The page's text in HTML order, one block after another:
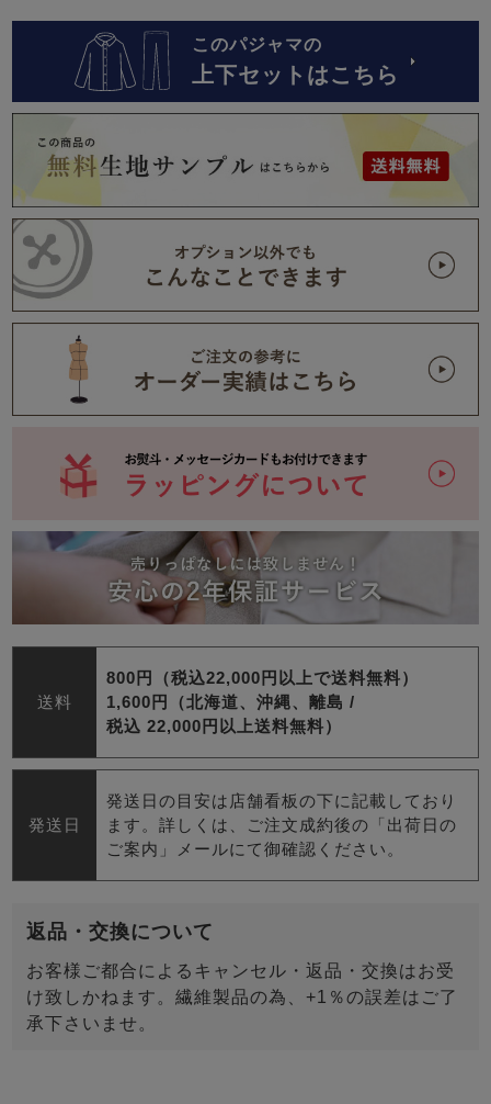
このパジャマの
上下セットはこちら
送料
800円（税込22,000円以上で送料無料）
1,600円（北海道、沖縄、離島 /
税込 22,000円以上送料無料）
発送日
発送日の目安は店舗看板の下に記載しており
ます。詳しくは、ご注文成約後の「出荷日の
ご案内」メールにて御確認ください。
返品・交換について
お客様ご都合によるキャンセル・返品・交換はお受
け致しかねます。繊維製品の為、+1％の誤差はご了
承下さいませ。